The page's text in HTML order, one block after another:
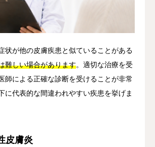
状が他の皮膚疾患と似ていることがある
難しい場合があります。適切な治療を受
師による正確な診断を受けることが非常
に代表的な間違われやすい疾患を挙げま
皮膚炎